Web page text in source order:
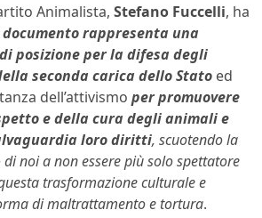
Animalista, Stefano Fuccelli, ha
documento rappresenta una
posizione per la difesa degli
seconda carica dello Stato ed
dell’attivismo per promuovere
e della cura degli animali e
loro diritti, scuotendo la
noi a non essere più solo spettatore
trasformazione culturale e
di maltrattamento e tortura.